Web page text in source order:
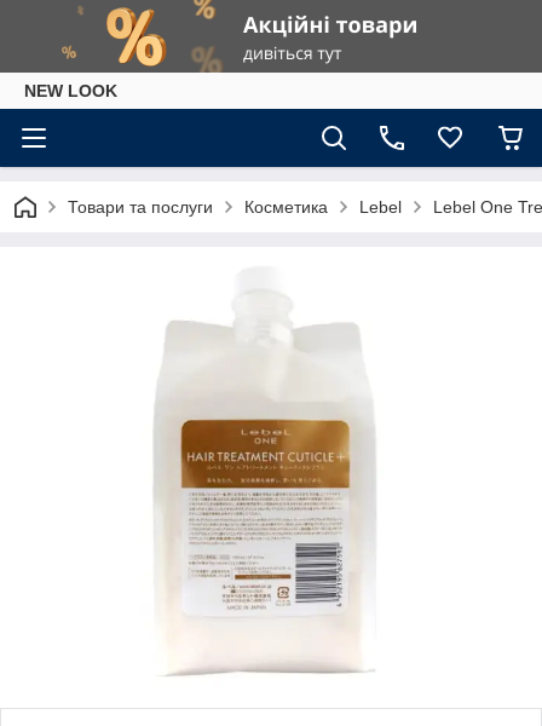
NEW LOOK
Товари та послуги Косметика Lebel Lebel One